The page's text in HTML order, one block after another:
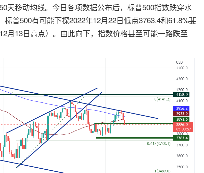
50天移动均线。今日各项数据公布后，标普500指数跌穿水
标普500有可能下探2022年12月22日低点3763.4和61.8%斐
12月13日高点） 。由此向下，指数价格甚至可能一路跌至